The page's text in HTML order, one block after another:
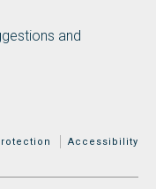
and
Accessibility